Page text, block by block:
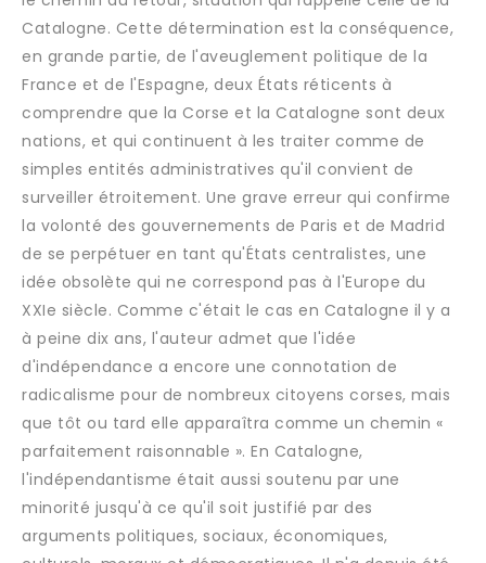
Catalogne. Cette détermination est la conséquence,
en grande partie, de l'aveuglement politique de la
France et de l'Espagne, deux États réticents à
comprendre que la Corse et la Catalogne sont deux
nations, et qui continuent à les traiter comme de
simples entités administratives qu'il convient de
surveiller étroitement. Une grave erreur qui confirme
la volonté des gouvernements de Paris et de Madrid
de se perpétuer en tant qu'États centralistes, une
idée obsolète qui ne correspond pas à l'Europe du
XXIe siècle. Comme c'était le cas en Catalogne il y a
à peine dix ans, l'auteur admet que l'idée
d'indépendance a encore une connotation de
radicalisme pour de nombreux citoyens corses, mais
que tôt ou tard elle apparaîtra comme un chemin «
parfaitement raisonnable ». En Catalogne,
l'indépendantisme était aussi soutenu par une
minorité jusqu'à ce qu'il soit justifié par des
arguments politiques, sociaux, économiques,